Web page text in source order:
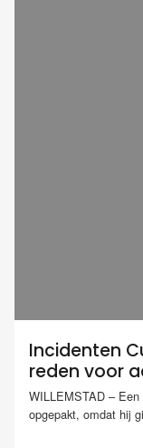
Incidenten
reden voor
WILLEMSTAD –
opgepakt, omdat hij